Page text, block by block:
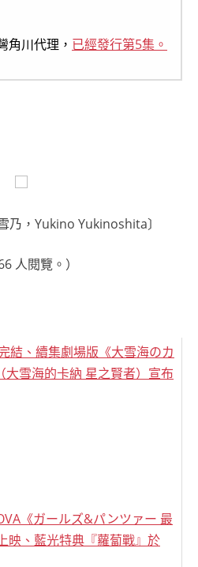
川代理， 已經發行第5集。
乃，Yukino Yukinoshita〕
人閱覽。）